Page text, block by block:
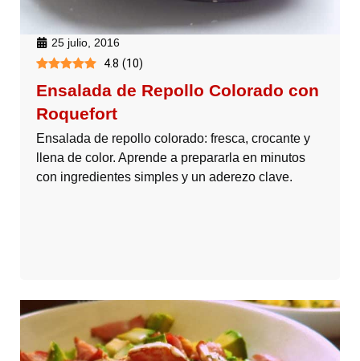
25 julio, 2016
4.8 (10)
Ensalada de Repollo Colorado con
Roquefort
Ensalada de repollo colorado: fresca, crocante y
llena de color. Aprende a prepararla en minutos
con ingredientes simples y un aderezo clave.